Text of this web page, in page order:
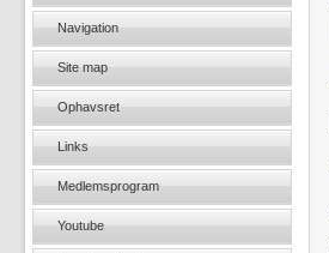
Navigation
Site map
Ophavsret
Links
Medlemsprogram
Youtube